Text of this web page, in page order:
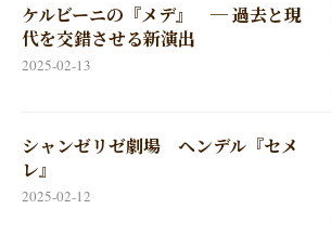
ケルビーニの『メデ』 ─ 過去と現
代を交錯させる新演出
2025-02-13
シャンゼリゼ劇場 ヘンデル『セメ
レ』
2025-02-12